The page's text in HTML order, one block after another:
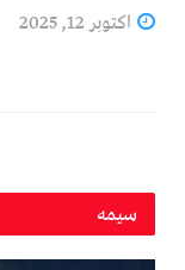
اکتوبر 12, 2025
سیمه